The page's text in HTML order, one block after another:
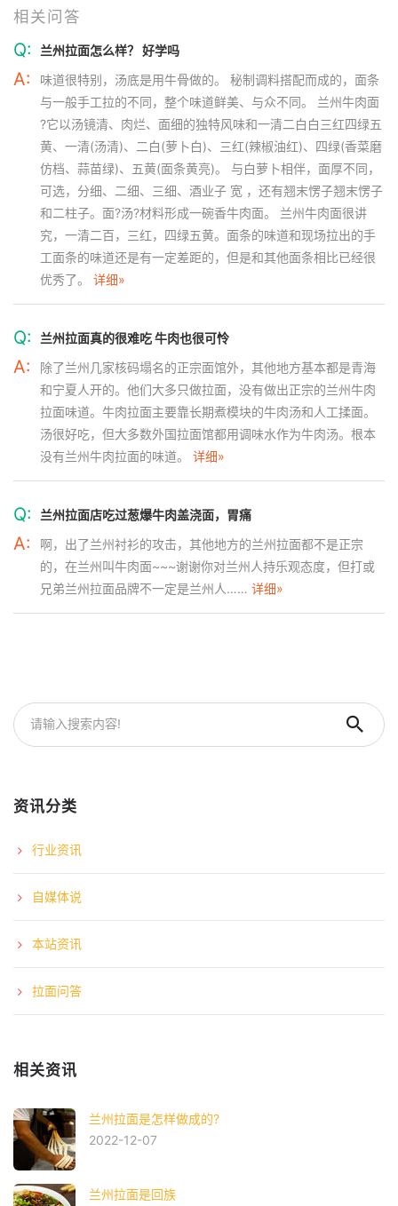
相关问答
Q: 兰州拉面怎么样？ 好学吗
A:
味道很特别，汤底是用牛骨做的。 秘制调料搭配而成的，面条
与一般手工拉的不同，整个味道鲜美、与众不同。 兰州牛肉面
?它以汤镜清、肉烂、面细的独特风味和一清二白白三红四绿五
黄、一清(汤清)、二白(萝卜白)、三红(辣椒油红)、四绿(香菜磨
仿档、蒜苗绿)、五黄(面条黄亮)。 与白萝卜相伴，面厚不同，
可选，分细、二细、三细、酒业子 宽 ，还有翘末愣子翘末愣子
和二柱子。面?汤?材料形成一碗香牛肉面。 兰州牛肉面很讲
究，一清二百，三红，四绿五黄。面条的味道和现场拉出的手
工面条的味道还是有一定差距的，但是和其他面条相比已经很
优秀了。 详细»
Q: 兰州拉面真的很难吃 牛肉也很可怜
A:
除了兰州几家核码塌名的正宗面馆外，其他地方基本都是青海
和宁夏人开的。他们大多只做拉面，没有做出正宗的兰州牛肉
拉面味道。牛肉拉面主要靠长期煮模块的牛肉汤和人工揉面。
汤很好吃，但大多数外国拉面馆都用调味水作为牛肉汤。根本
没有兰州牛肉拉面的味道。 详细»
Q: 兰州拉面店吃过葱爆牛肉盖浇面，胃痛
A:
啊，出了兰州衬衫的攻击，其他地方的兰州拉面都不是正宗
的，在兰州叫牛肉面~~~谢谢你对兰州人持乐观态度，但打或
兄弟兰州拉面品牌不一定是兰州人…… 详细»
资讯分类
行业资讯
自媒体说
本站资讯
拉面问答
相关资讯
兰州拉面是怎样做成的?
2022-12-07
兰州拉面是回族